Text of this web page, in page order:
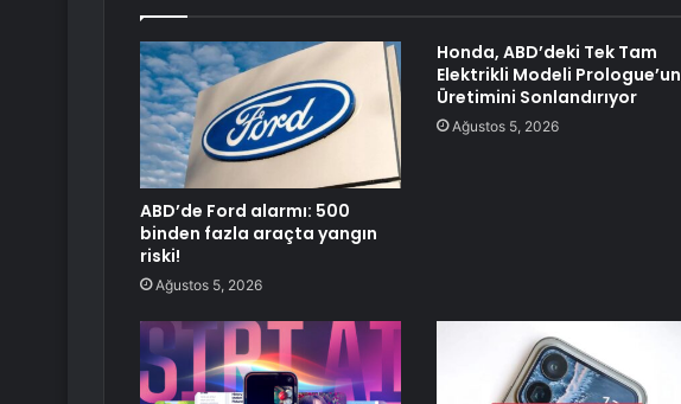
ABD’de Ford alarmı: 500
binden fazla araçta yangın
riski!
Ağustos 5, 2026
Honda, ABD’deki Tek Tam
Elektrikli Modeli Prologue’un
Üretimini Sonlandırıyor
Ağustos 5, 2026